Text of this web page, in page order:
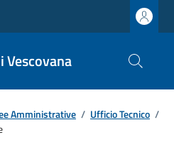
Vescovana
Amministrative / Ufficio Tecnico /